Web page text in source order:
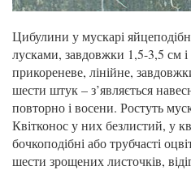
Цибулини у мускарі
лусками, завдовжки 1,5-3,5 см
прикореневе, лінійне,
шести штук – з’являється
повторно і восени. Ростуть
Квітконос у них безлистий, у
бочкоподібні або трубчасті
шести зрощених листочків,